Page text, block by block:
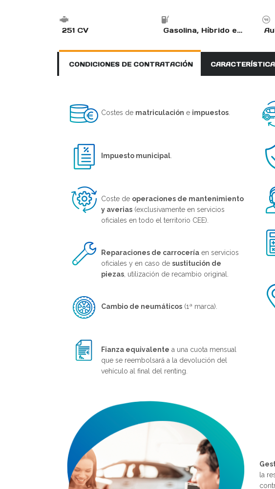
251 CV Gasolina, Híbrido enchufable
CONDICIONES DE CONTRATACIÓN
Costes de matriculación e impuestos.
Impuesto municipal.
Coste de operaciones de mantenimiento
y averias (exclusivamente en servicios
oficiales en todo el territorio CEE).
Reparaciones de carrocería en servicios
oficiales y en caso de sustitución de
piezas, utilización de recambio original.
Cambio de neumáticos (1ª marca).
Fianza equivalente a una cuota mensual
que se reembolsará a la devolución del
vehículo al final del renting.
la